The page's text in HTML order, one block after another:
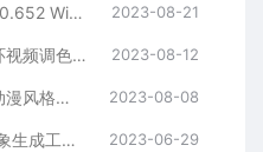
AE插件-GeoTracker 2023.2.0.652 Win三维对象运动跟踪工具 +教程 2023-08-21
AE/PR插件-专业高级色轮色环视频调色 Warping Wheels v3.1.0 Win版 2023-08-12
AE/PR插件-卡通绘画半色调动漫风格化特效 StyleX V1.0.2.1 Win/Mac（汉化版） 2023-08-08
AE插件-图灵纹理效果创意抽象生成工具 Turing Pattern v1.0 Win中文汉化 2023-06-29